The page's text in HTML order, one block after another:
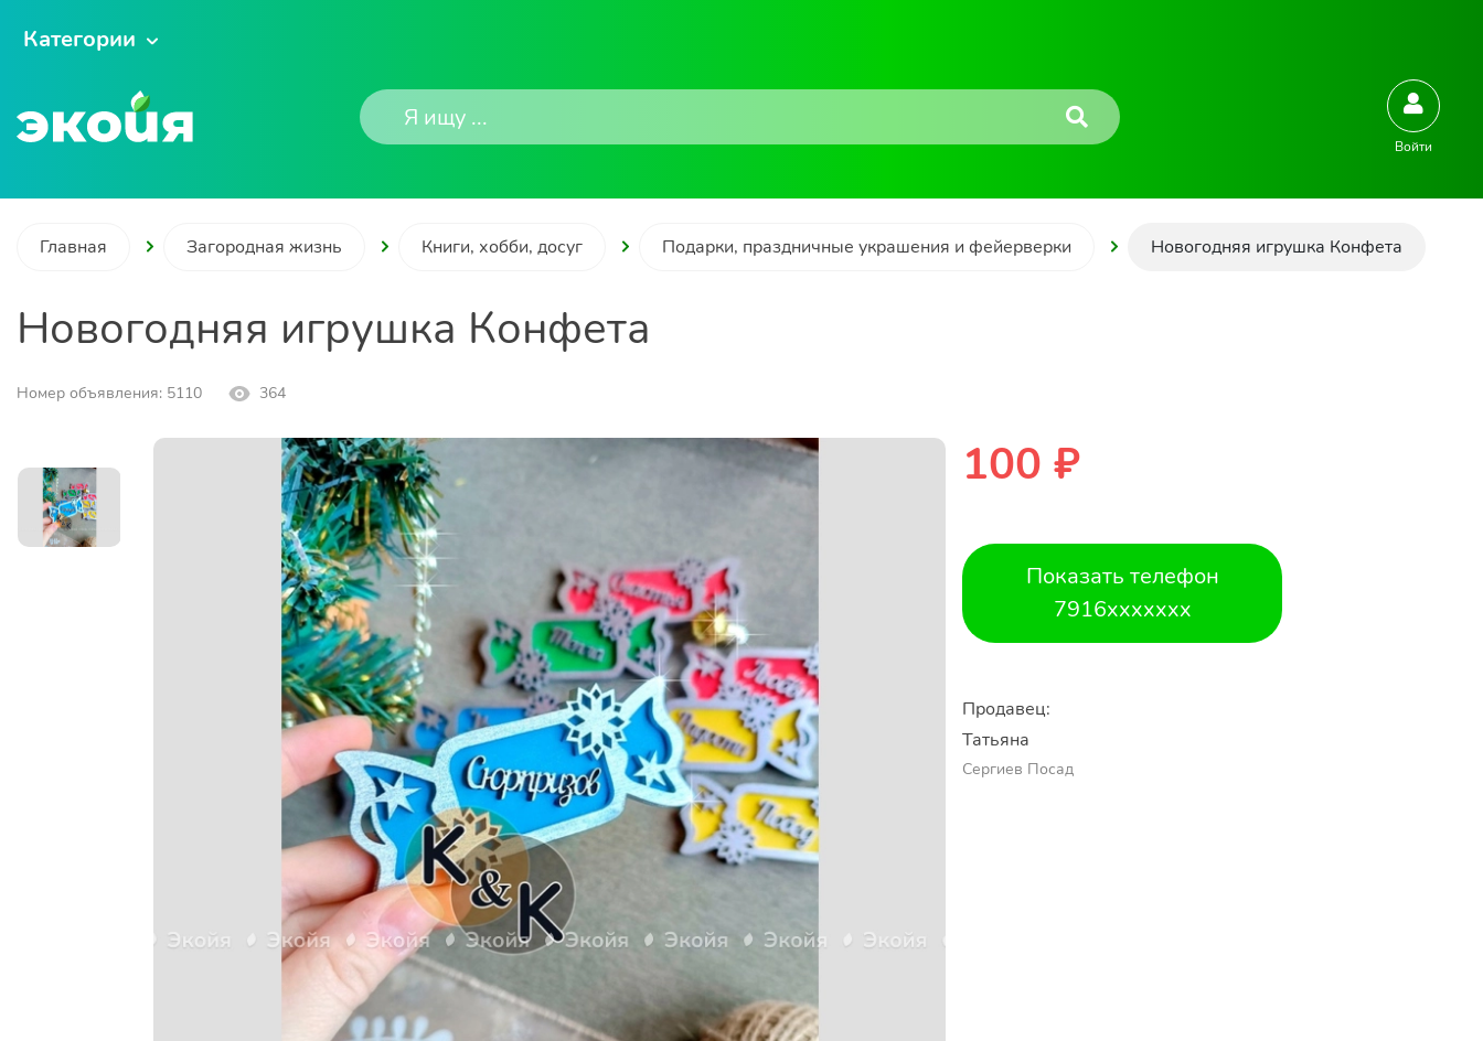
Категории
Войти
Главная Загородная жизнь Книги, хобби, досуг Подарки, праздничные украшения и фейерверки Новогодняя игрушка Конфета
Новогодняя игрушка Конфета
Номер объявления: 5110 364
100 ₽
Показать телефон
7916xxxxxxx
Продавец:
Татьяна
Сергиев Посад